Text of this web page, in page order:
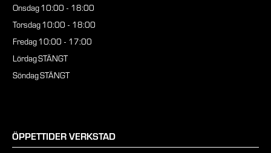
Onsdag10:00 - 18:00
Torsdag10:00 - 18:00
Fredag10:00 - 17:00
LördagSTÄNGT
SöndagSTÄNGT
ÖPPETTIDER VERKSTAD